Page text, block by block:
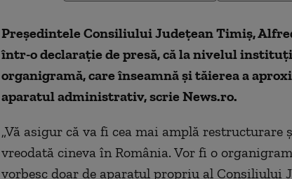
Preşedintele Consiliului Judeţean Timiş,
într-o declaraţie de presă, că la nivelul
organigramă, care înseamnă și tăierea a
aparatul administrativ, scrie News.ro.
„Vă asigur că va fi cea mai amplă restructurare
vreodată cineva în România. Vor fi o
vorbesc doar de aparatul propriu al Consiliului